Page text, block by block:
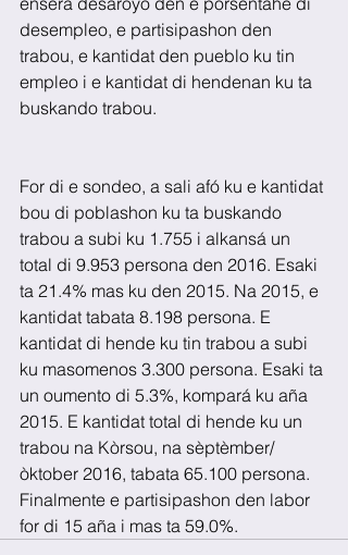
desempleo, e partisipashon den
trabou, e kantidat den pueblo ku tin
empleo i e kantidat di hendenan ku ta
buskando trabou.
For di e sondeo, a sali afó ku e kantidat
bou di poblashon ku ta buskando
trabou a subi ku 1.755 i alkansá un
total di 9.953 persona den 2016. Esaki
ta 21.4% mas ku den 2015. Na 2015, e
kantidat tabata 8.198 persona. E
kantidat di hende ku tin trabou a subi
ku masomenos 3.300 persona. Esaki ta
un oumento di 5.3%, kompará ku aña
2015. E kantidat total di hende ku un
trabou na Kòrsou, na sèptèmber/
òktober 2016, tabata 65.100 persona.
Finalmente e partisipashon den labor
for di 15 aña i mas ta 59.0%.